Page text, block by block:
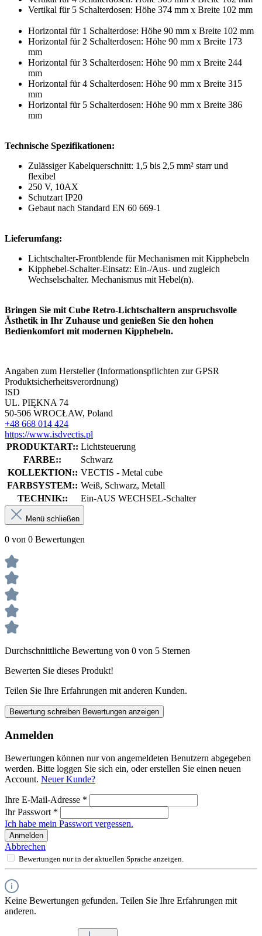
Vertikal für 5 Schalterdosen: Höhe 374 mm x Breite 102 mm
Horizontal für 1 Schalterdose: Höhe 90 mm x Breite 102 mm
Horizontal für 2 Schalterdosen: Höhe 90 mm x Breite 173
mm
Horizontal für 3 Schalterdosen: Höhe 90 mm x Breite 244
mm
Horizontal für 4 Schalterdosen: Höhe 90 mm x Breite 315
mm
Horizontal für 5 Schalterdosen: Höhe 90 mm x Breite 386
mm
Technische Spezifikationen:
Zulässiger Kabelquerschnitt: 1,5 bis 2,5 mm² starr und
flexibel
250 V, 10AX
Schutzart IP20
Gebaut nach Standard EN 60 669-1
Lieferumfang:
Lichtschalter-Frontblende für Mechanismen mit Kipphebeln
Kipphebel-Schalter-Einsatz: Ein-/Aus- und zugleich
Wechselschalter. Mechanismus mit Hebel(n).
Bringen Sie mit Cube Retro-Lichtschaltern anspruchsvolle
Ästhetik in Ihr Zuhause und genießen Sie den hohen
Bedienkomfort mit modernen Kipphebeln.
Angaben zum Hersteller (Informationspflichten zur GPSR
Produktsicherheitsverordnung)
ISD
UL. PIĘKNA 74
50-506 WROCŁAW, Poland
+48 668 014 424
https://www.isdvectis.pl
PRODUKTART:: Lichtsteuerung
FARBE::
Schwarz
KOLLEKTION:: VECTIS - Metal cube
FARBSYSTEM:: Weiß, Schwarz, Metall
TECHNIK::
Ein-AUS WECHSEL-Schalter
Menü schließen
0 von 0 Bewertungen
Durchschnittliche Bewertung von 0 von 5 Sternen
Bewerten Sie dieses Produkt!
Teilen Sie Ihre Erfahrungen mit anderen Kunden.
Bewertung schreiben Bewertungen anzeigen
Anmelden
Bewertungen können nur von angemeldeten Benutzern abgegeben
werden. Bitte loggen Sie sich ein, oder erstellen Sie einen neuen
Account. Neuer Kunde?
Ihre E-Mail-Adresse *
Ihr Passwort *
Ich habe mein Passwort vergessen.
Anmelden
Abbrechen
Bewertungen nur in der aktuellen Sprache anzeigen.
Keine Bewertungen gefunden. Teilen Sie Ihre Erfahrungen mit
anderen.